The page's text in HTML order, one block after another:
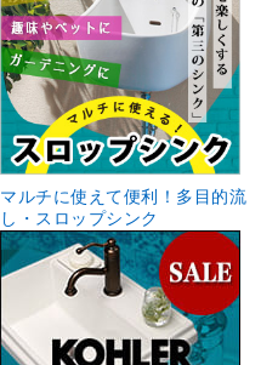
マルチに使えて便利！多目的流
し・スロップシンク